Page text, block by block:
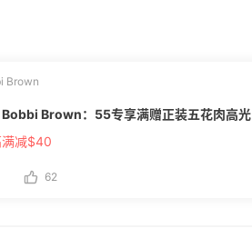
Brown
Bobbi Brown：55专享满赠正装五花肉高光
减$40
62